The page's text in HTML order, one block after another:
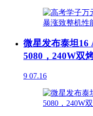
微星发布泰坦
5080，240W双
9 07.16